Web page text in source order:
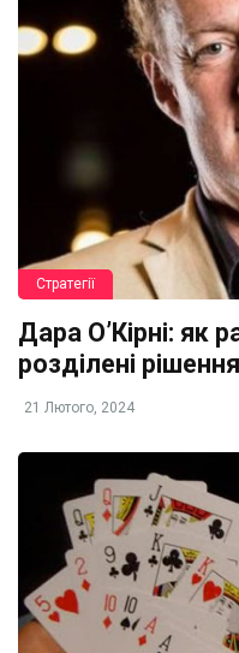
Стратегії
Дара О’Кірні: як
розділені
21 Лютого, 2024